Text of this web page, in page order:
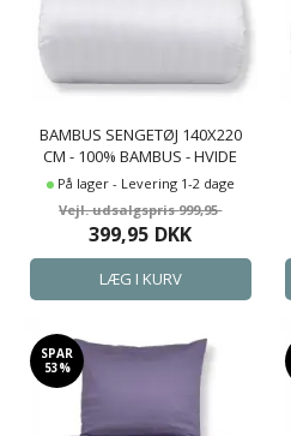
BAMBUS SENGETØJ 140X220
CM - 100% BAMBUS - HVIDE
JACQUARDVÆVET STRIBER
På lager - Levering 1-2 dage
999,95
399,95 DKK
SPAR
53%